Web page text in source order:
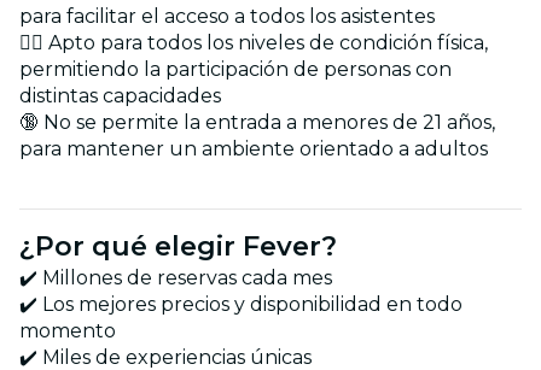
para facilitar el acceso a todos los asistentes
🏋️‍♂️ Apto para todos los niveles de condición física,
permitiendo la participación de personas con
distintas capacidades
🔞 No se permite la entrada a menores de 21 años,
para mantener un ambiente orientado a adultos
¿Por qué elegir Fever?
✔️ Millones de reservas cada mes
✔️ Los mejores precios y disponibilidad en todo
momento
✔️ Miles de experiencias únicas